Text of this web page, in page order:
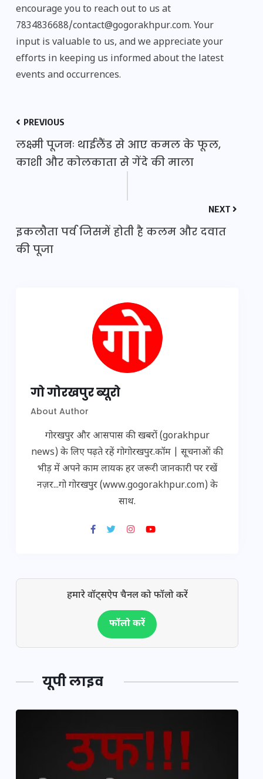
encourage you to reach out to us at
7834836688/contact@gogorakhpur.com. Your
input is valuable to us, and we appreciate your
efforts in keeping us informed about the latest
events and occurrences.
PREVIOUS
लक्ष्मी पूजनः थाईलैंड से आए कमल के फूल,
काशी और कोलकाता से गेंदे की माला
NEXT
इकलौता पर्व जिसमें होती है कलम और दवात
की पूजा
गो गोरखपुर ब्यूरो
About Author
गोरखपुर और आसपास की खबरों (gorakhpur
news) के लिए पढ़ते रहें गोगोरखपुर.कॉम | सूचनाओं की
भीड़ में अपने काम लायक हर जरूरी जानकारी पर रखें
नज़र...गो गोरखपुर (www.gogorakhpur.com) के
साथ.
हमारे वॉट्सऐप चैनल को फॉलो करें
फॉलो करें
यूपी लाइव